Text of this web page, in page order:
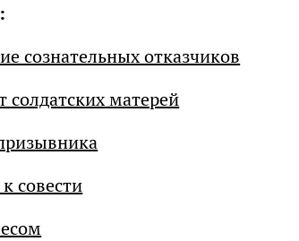
сознательных отказчиков
солдатских матерей
к совести